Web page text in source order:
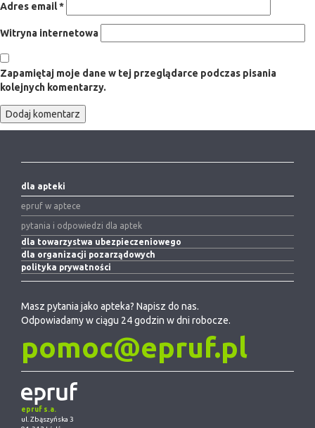
Adres email*
Witryna internetowa
Zapamiętaj moje dane w tej przeglądarce podczas pisania
kolejnych komentarzy.
dla apteki
epruf w aptece
pytania i odpowiedzi dla aptek
dla towarzystwa ubezpieczeniowego
dla organizacji pozarządowych
polityka prywatności
Masz pytania jako apteka? Napisz do nas.
Odpowiadamy w ciągu 24 godzin w dni robocze.
pomoc@epruf.pl
epruf s.a.
ul. Zbąszyńska 3